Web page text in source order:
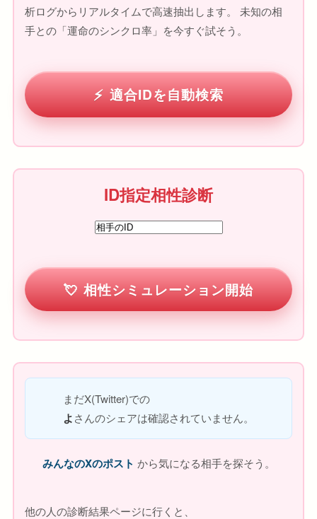
析ログからリアルタイムで高速抽出します。 未知の相
手との「運命のシンクロ率」を今すぐ試そう。
適合IDを自動検索
ID指定相性診断
相性シミュレーション開始
まだX(Twitter)での
よさんのシェアは確認されていません。
みんなのXのポスト から気になる相手を探そう。
他の人の診断結果ページに行くと、